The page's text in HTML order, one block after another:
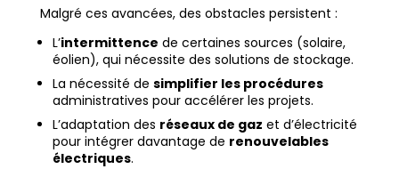
Malgré ces avancées, des obstacles persistent :
L’intermittence de certaines sources (solaire,
éolien), qui nécessite des solutions de stockage.
La nécessité de simplifier les procédures
administratives pour accélérer les projets.
L’adaptation des réseaux de gaz et d’électricité
pour intégrer davantage de renouvelables
électriques.